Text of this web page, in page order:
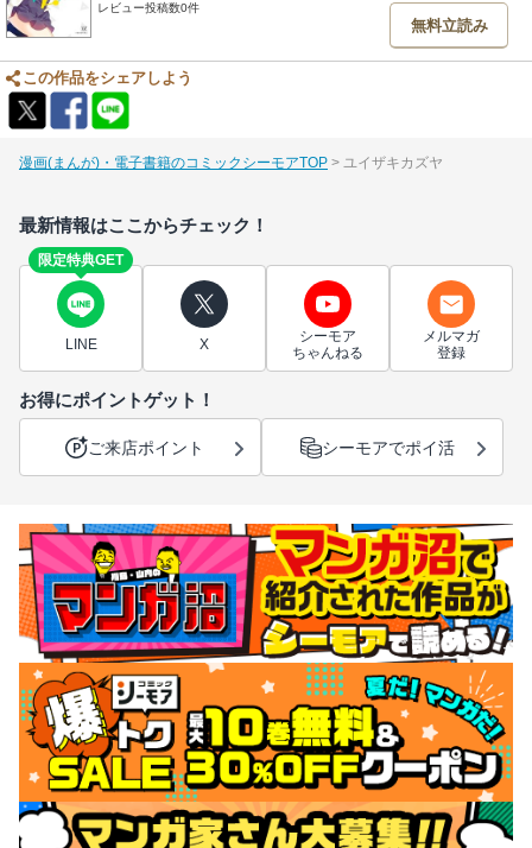
レビュー投稿数0件
無料立読み
この作品をシェアしよう
漫画(まんが)・電子書籍のコミックシーモアTOP ユイザキカズヤ
最新情報はここからチェック！
限定特典GET
LINE X
シーモア
ちゃんねる
メルマガ
登録
お得にポイントゲット！
ご来店ポイント シーモアでポイ活